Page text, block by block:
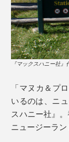
イラストは『TAMAU
ュームで描かれていま
●平山祐介／俳
テレビドラマ
ズなど、多数
ンズ)」では、
おすすめは、
感じたら、多
どでのどを温
『マックスハニー社
「マヌカ＆プ
いるのは、ニ
スハニー社』
ニュージーラン